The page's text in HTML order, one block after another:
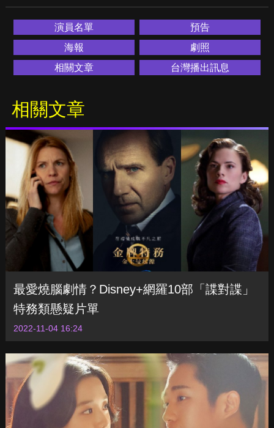
演員名單
預告
海報
劇照
相關文章
台灣播出訊息
相關文章
最愛燒腦劇情？Disney+網羅10部「諜對諜」
特務類懸疑片單
2022-11-04 16:24